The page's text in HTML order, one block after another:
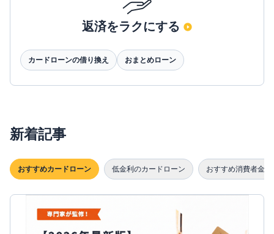
返済をラクにする
カードローンの借り換え おまとめローン
新着記事
おすすめカードローン 低金利のカードローン おすすめ消費者金融